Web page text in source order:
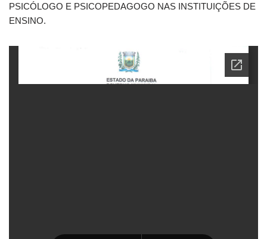
PSICÓLOGO E PSICOPEDAGOGO NAS INSTITUIÇÕES DE
ENSINO.